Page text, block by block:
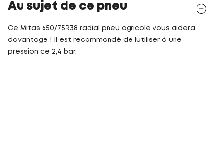
Au sujet de ce pneu
Ce Mitas 650/75R38 radial pneu agricole vous aidera
davantage ! Il est recommandé de lutiliser à une
pression de 2,4 bar.